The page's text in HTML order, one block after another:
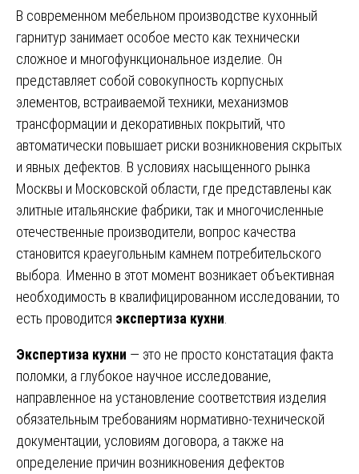
В современном мебельном производстве кухонный
гарнитур занимает особое место как технически
сложное и многофункциональное изделие. Он
представляет собой совокупность корпусных
элементов, встраиваемой техники, механизмов
трансформации и декоративных покрытий, что
автоматически повышает риски возникновения скрытых
и явных дефектов. В условиях насыщенного рынка
Москвы и Московской области, где представлены как
элитные итальянские фабрики, так и многочисленные
отечественные производители, вопрос качества
становится краеугольным камнем потребительского
выбора. Именно в этот момент возникает объективная
необходимость в квалифицированном исследовании, то
есть проводится экспертиза кухни
Экспертиза кухни — это не просто констатация факта
поломки, а глубокое научное исследование,
направленное на установление соответствия изделия
обязательным требованиям нормативно-технической
документации, условиям договора, а также на
определение причин возникновения дефектов